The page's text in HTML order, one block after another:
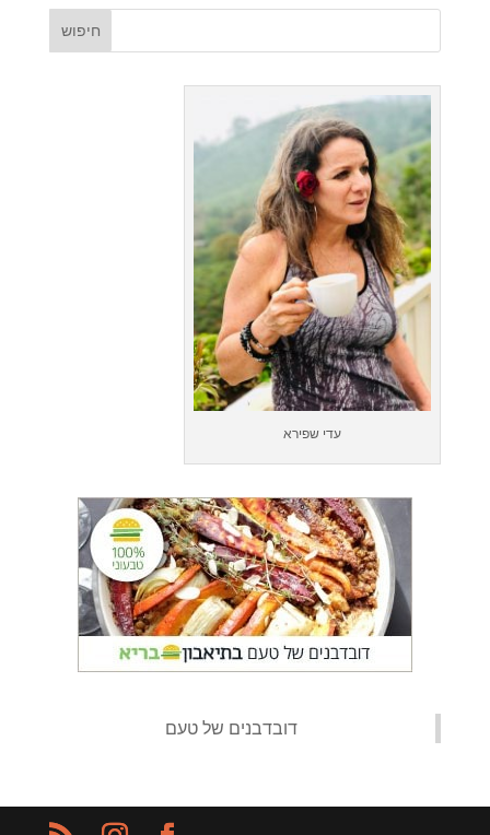
עדי שפירא
‏דובדבנים של טעם‏